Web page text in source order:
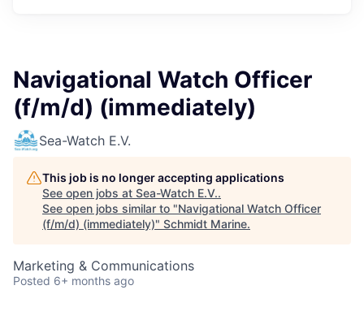
Navigational Watch Officer
(f/m/d) (immediately)
Sea-Watch E.V.
This job is no longer accepting applications
See open jobs at Sea-Watch E.V..
See open jobs similar to "Navigational Watch Officer
(f/m/d) (immediately)" Schmidt Marine.
Marketing & Communications
Posted 6+ months ago